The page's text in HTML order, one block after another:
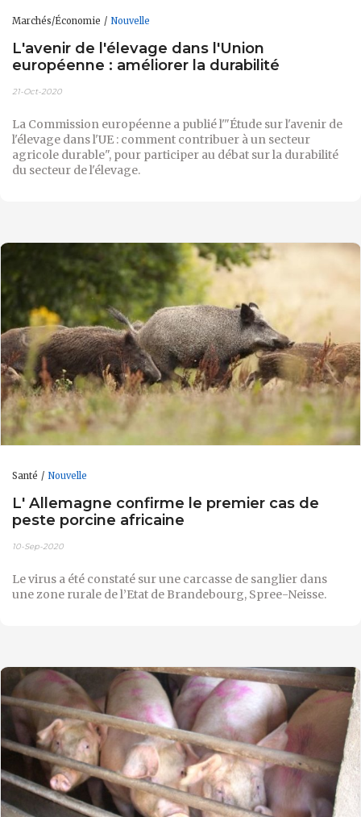
Marchés/Économie Nouvelle
L'avenir de l'élevage dans l'Union
européenne : améliorer la durabilité
21-Oct-2020
La Commission européenne a publié l'"Étude sur l'avenir de
l'élevage dans l'UE : comment contribuer à un secteur
agricole durable", pour participer au débat sur la durabilité
du secteur de l'élevage.
Santé Nouvelle
L' Allemagne confirme le premier cas de
peste porcine africaine
10-Sep-2020
Le virus a été constaté sur une carcasse de sanglier dans
une zone rurale de l’Etat de Brandebourg, Spree-Neisse.